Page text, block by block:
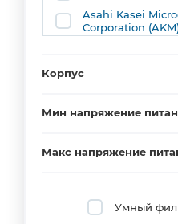
Asahi Kasei
Corporation
Cheemi
Hangzhou
Infineon
Корпус
TSOT23
(2)
Мин напряжение
Макс напряжение
Умный